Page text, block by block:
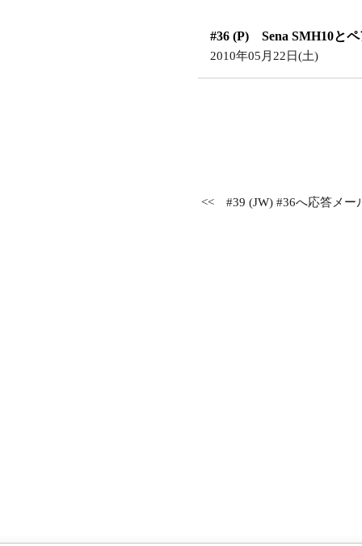
#36 (P) Sena SMH10と
2010年05月22日(土)
<< #39 (JW) #36へ応答メー